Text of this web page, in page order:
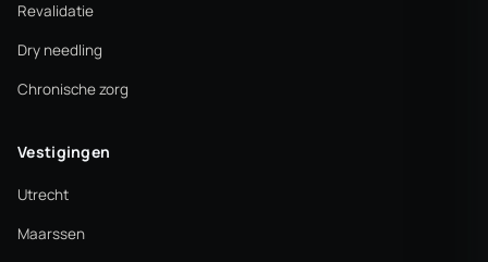
Revalidatie
Dry needling
Chronische zorg
Vestigingen
Utrecht
Maarssen